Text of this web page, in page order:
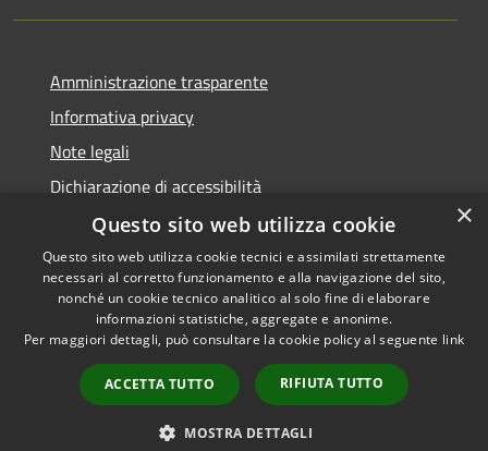
Amministrazione trasparente
Informativa privacy
Note legali
Dichiarazione di accessibilità
Accessibilità
Privacy
Mappa del sito
Copyright © 2026 • Comune di
Recanati • Powered by
Municipium•Accesso
redazione
×
Questo sito web utilizza cookie
Questo sito web utilizza cookie tecnici e assimilati strettamente
necessari al corretto funzionamento e alla navigazione del sito,
nonché un cookie tecnico analitico al solo fine di elaborare
informazioni statistiche, aggregate e anonime.
Per maggiori dettagli, può consultare la cookie policy al seguente link
ACCETTA TUTTO RIFIUTA TUTTO
MOSTRA DETTAGLI